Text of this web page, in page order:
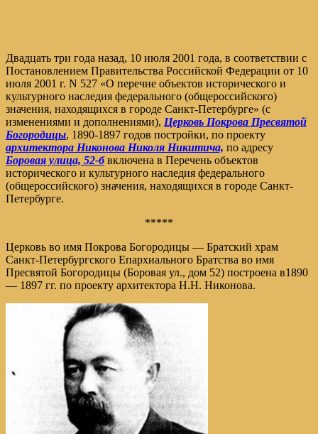
Двадцать три года назад, 10 июля 2001 года, в соответствии с
Постановлением Правительства Российской Федерации от 10
июля 2001 г. N 527 «О перечне объектов исторического и
культурного наследия федерального (общероссийского)
значения, находящихся в городе Санкт-Петербурге» (с
изменениями и дополнениями), Церковь Покрова Пресвятой
Богородицы, 1890-1897 годов постройки, по проекту
архитектора Никонова Николя Никитича, по адресу
Боровая улица, 52-бвключена в Перечень объектов
исторического и культурного наследия федерального
(общероссийского) значения, находящихся в городе Санкт-
Петербурге.
*****
Церковь во имя Покрова Богородицы — Братский храм
Санкт-Петербургского Епархиального Братства во имя
Пресвятой Богородицы (Боровая ул., дом 52) построена в1890
— 1897 гг. по проекту архитектора Н.Н. Никонова.